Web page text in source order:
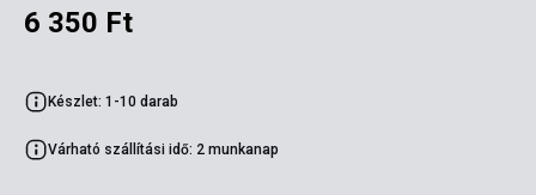
6 350 Ft
Készlet: 1-10 darab
Várható szállítási idő: 2 munkanap